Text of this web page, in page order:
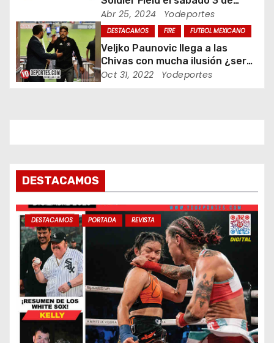
t
r
a
s
agosto
Abr 25, 2024 Yodeportes
DESTACAMOS FIRE FUTBOL MEXICANO
Veljko Paunovic llega a las
Chivas con mucha ilusión ¿será
suficiente?
Oct 31, 2022 Yodeportes
DESTACAMOS
DESTACAMOS PORTADA REVISTA